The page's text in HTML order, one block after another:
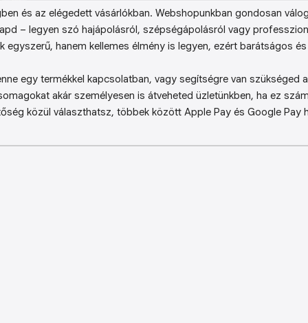
és az elégedett vásárlókban. Webshopunkban gondosan
– legyen szó hajápolásról, szépségápolásról vagy
egyszerű, hanem kellemes élmény is legyen, ezért barátságos
egy termékkel kapcsolatban, vagy segítségre van szükséged
akár személyesen is átveheted üzletünkben, ha ez
közül választhatsz, többek között Apple Pay és Google Pay